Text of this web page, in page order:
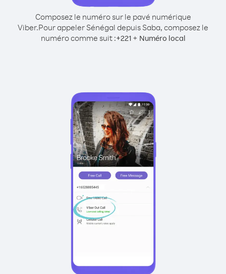
Composez le numéro sur le pavé numérique
Viber.Pour appeler Sénégal depuis Saba, composez le
numéro comme suit :+221+ Numéro local